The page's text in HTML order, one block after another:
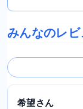
みんなのレビ
希望さん